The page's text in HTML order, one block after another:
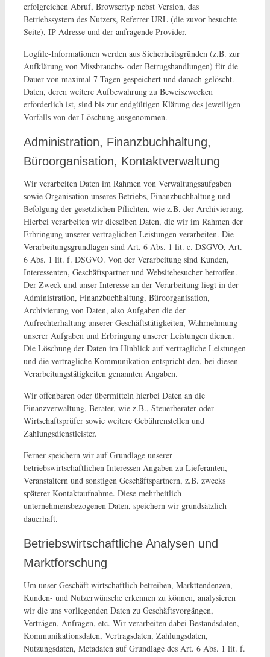
erfolgreichen Abruf, Browsertyp nebst Version, das
Betriebssystem des Nutzers, Referrer URL (die zuvor besuchte
Seite), IP-Adresse und der anfragende Provider.
Logfile-Informationen werden aus Sicherheitsgründen (z.B. zur
Aufklärung von Missbrauchs- oder Betrugshandlungen) für die
Dauer von maximal 7 Tagen gespeichert und danach gelöscht.
Daten, deren weitere Aufbewahrung zu Beweiszwecken
erforderlich ist, sind bis zur endgültigen Klärung des jeweiligen
Vorfalls von der Löschung ausgenommen.
Administration, Finanzbuchhaltung,
Büroorganisation, Kontaktverwaltung
Wir verarbeiten Daten im Rahmen von Verwaltungsaufgaben
sowie Organisation unseres Betriebs, Finanzbuchhaltung und
Befolgung der gesetzlichen Pflichten, wie z.B. der Archivierung.
Hierbei verarbeiten wir dieselben Daten, die wir im Rahmen der
Erbringung unserer vertraglichen Leistungen verarbeiten. Die
Verarbeitungsgrundlagen sind Art. 6 Abs. 1 lit. c. DSGVO, Art.
6 Abs. 1 lit. f. DSGVO. Von der Verarbeitung sind Kunden,
Interessenten, Geschäftspartner und Websitebesucher betroffen.
Der Zweck und unser Interesse an der Verarbeitung liegt in der
Administration, Finanzbuchhaltung, Büroorganisation,
Archivierung von Daten, also Aufgaben die der
Aufrechterhaltung unserer Geschäftstätigkeiten, Wahrnehmung
unserer Aufgaben und Erbringung unserer Leistungen dienen.
Die Löschung der Daten im Hinblick auf vertragliche Leistungen
und die vertragliche Kommunikation entspricht den, bei diesen
Verarbeitungstätigkeiten genannten Angaben.
Wir offenbaren oder übermitteln hierbei Daten an die
Finanzverwaltung, Berater, wie z.B., Steuerberater oder
Wirtschaftsprüfer sowie weitere Gebührenstellen und
Zahlungsdienstleister.
Ferner speichern wir auf Grundlage unserer
betriebswirtschaftlichen Interessen Angaben zu Lieferanten,
Veranstaltern und sonstigen Geschäftspartnern, z.B. zwecks
späterer Kontaktaufnahme. Diese mehrheitlich
unternehmensbezogenen Daten, speichern wir grundsätzlich
dauerhaft.
Betriebswirtschaftliche Analysen und
Marktforschung
Um unser Geschäft wirtschaftlich betreiben, Markttendenzen,
Kunden- und Nutzerwünsche erkennen zu können, analysieren
wir die uns vorliegenden Daten zu Geschäftsvorgängen,
Verträgen, Anfragen, etc. Wir verarbeiten dabei Bestandsdaten,
Kommunikationsdaten, Vertragsdaten, Zahlungsdaten,
Nutzungsdaten, Metadaten auf Grundlage des Art. 6 Abs. 1 lit. f.